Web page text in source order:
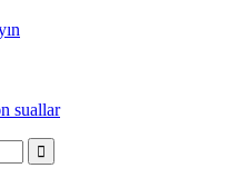
suallar